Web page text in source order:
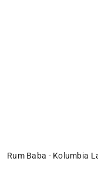
Rum Baba - Kolumbia